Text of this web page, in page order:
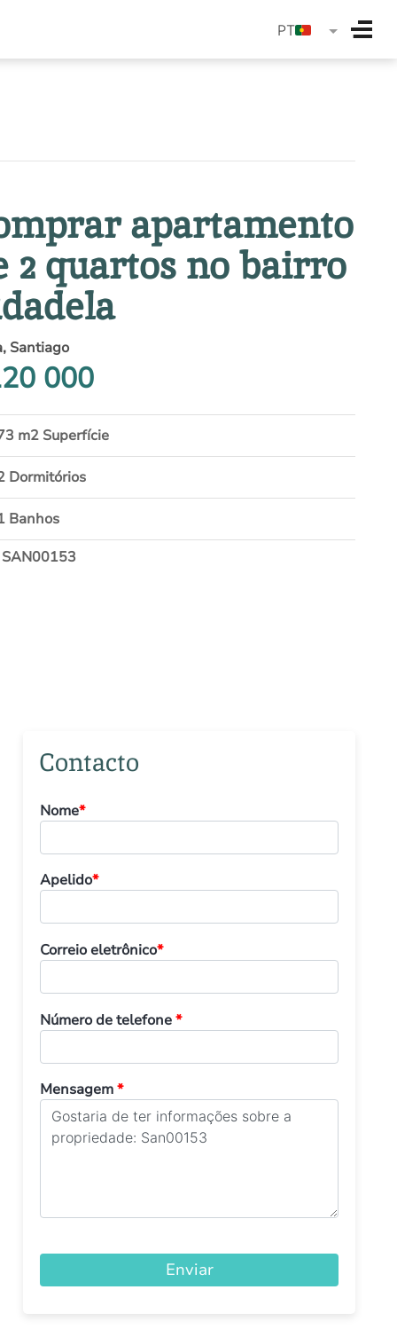
PT
apartamento
2 quartos no bairro
Santiago
000
m2 Superfície
Dormitórios
Banhos
SAN00153
Contacto
Nome*
Apelido*
Correio eletrônico*
Número de telefone*
Mensagem*
Enviar